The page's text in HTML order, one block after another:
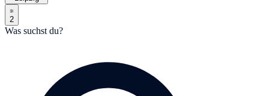
2
Was suchst du?